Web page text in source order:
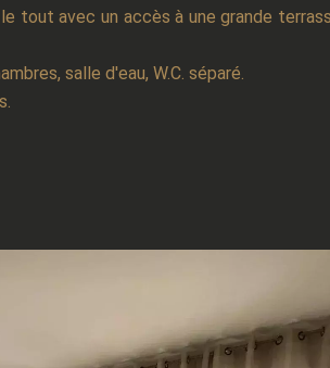
tout avec un accès à une grande
salle d'eau, W.C. séparé.